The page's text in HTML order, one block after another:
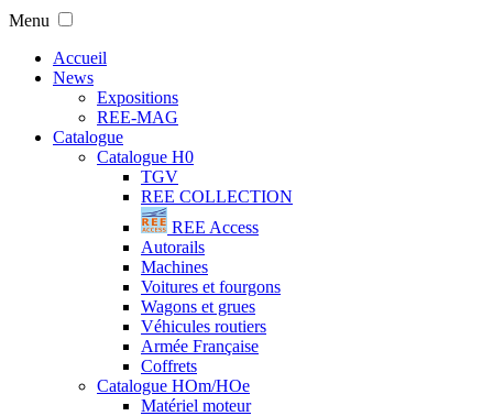
Menu
Accueil
News
Expositions
REE-MAG
Catalogue
Catalogue H0
TGV
REE COLLECTION
REE Access
Autorails
Machines
Voitures et fourgons
Wagons et grues
Véhicules routiers
Armée Française
Coffrets
Catalogue HOm/HOe
Matériel moteur